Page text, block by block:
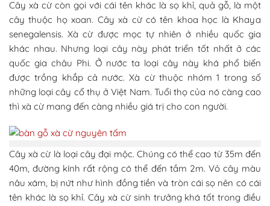
Cây xà cừ còn gọi với cái tên khác là sọ khỉ, quả gỗ, là một
cây thuộc họ xoan. Cây xà cừ có tên khoa học là Khaya
senegalensis. Xà cừ được mọc tự nhiên ở nhiều quốc gia
khác nhau. Nhưng loại cây này phát triển tốt nhất ở các
quốc gia châu Phi. Ở nước ta loại cây này khá phổ biến
được trồng khắp cả nước. Xà cừ thuộc nhóm 1 trong số
những loại cây cổ thụ ở Việt Nam. Tuổi thọ của nó càng cao
thì xà cừ mang đến càng nhiều giá trị cho con người.
Cây xà cừ là loại cây đại mộc. Chúng có thể cao từ 35m đến
40m, đường kính rất rộng có thể đến tầm 2m. Vỏ cây màu
nâu xám, bị nứt như hình đồng tiền và tròn cái sọ nên có cái
tên khác là sọ khỉ. Cây xà cừ sinh trưởng khá tốt trong điều